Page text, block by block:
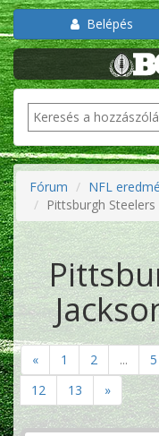
Belépés
Fórum
NFL
Pittsburgh Steelers
« 1 2 ... 5
12
13 »